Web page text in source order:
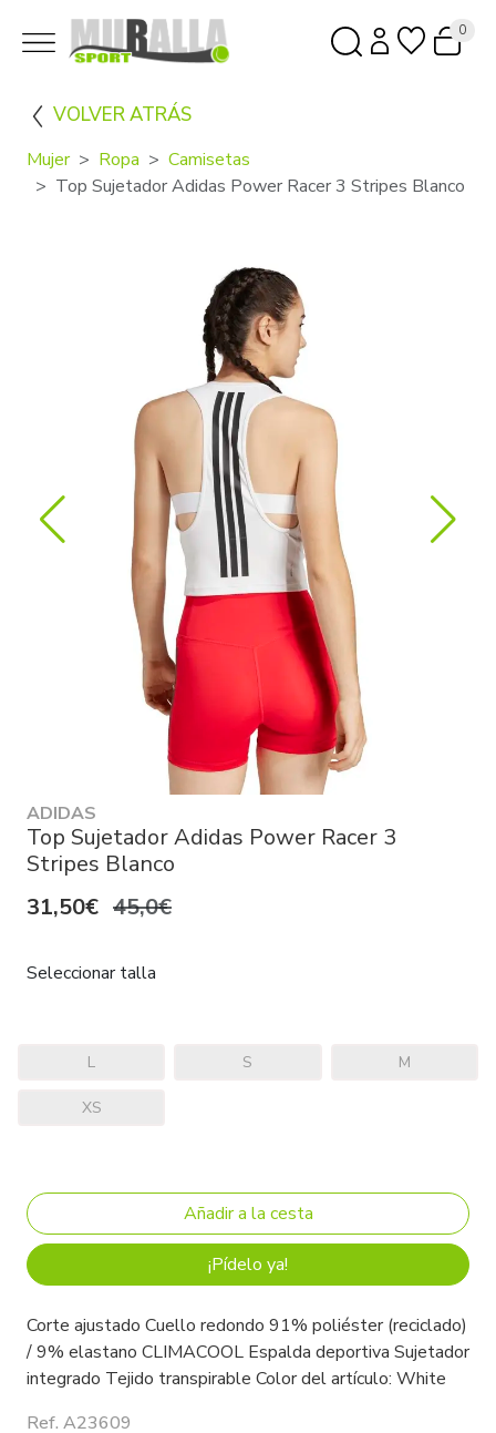
0
VOLVER ATRÁS
Mujer Ropa
Camisetas
Top Sujetador Adidas Power Racer 3 Stripes Blanco
ADIDAS
Top Sujetador Adidas Power Racer 3
Stripes Blanco
31,50€ 45,0€
Seleccionar talla
L S M
XS
¡Pídelo ya!
Corte ajustado Cuello redondo 91% poliéster (reciclado)
/ 9% elastano CLIMACOOL Espalda deportiva Sujetador
integrado Tejido transpirable Color del artículo: White
Ref. A23609